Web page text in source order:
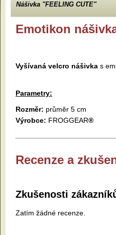
Nášivka "FEELING CUTE"
Emotikon
Vyšívaná velcro nášivka s
Parametry:
Rozměr: průměr 5 cm
Výrobce: FROGGEAR®
Recenze a
Zkušenosti
Zatím žádné recenze.